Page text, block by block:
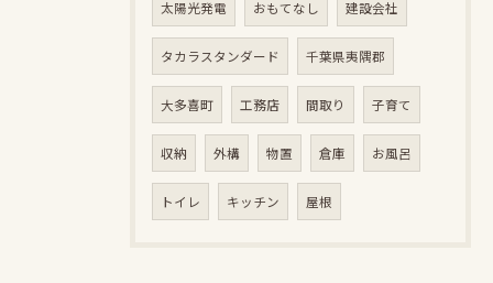
太陽光発電 おもてなし 建設会社
タカラスタンダード 千葉県夷隅郡
大多喜町 工務店 間取り 子育て
収納 外構 物置 倉庫 お風呂
トイレ キッチン 屋根